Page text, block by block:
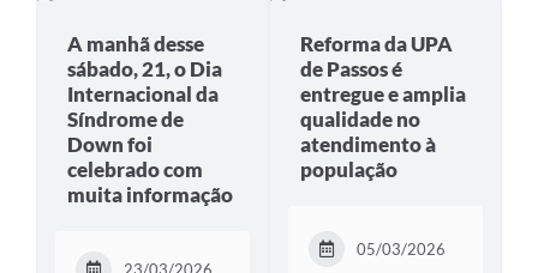
A manhã desse
sábado, 21, o Dia
Internacional da
Síndrome de
Down foi
celebrado com
muita informação
Reforma da UPA
de Passos é
entregue e amplia
qualidade no
atendimento à
população
05/03/2026